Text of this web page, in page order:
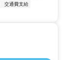
交通費支給